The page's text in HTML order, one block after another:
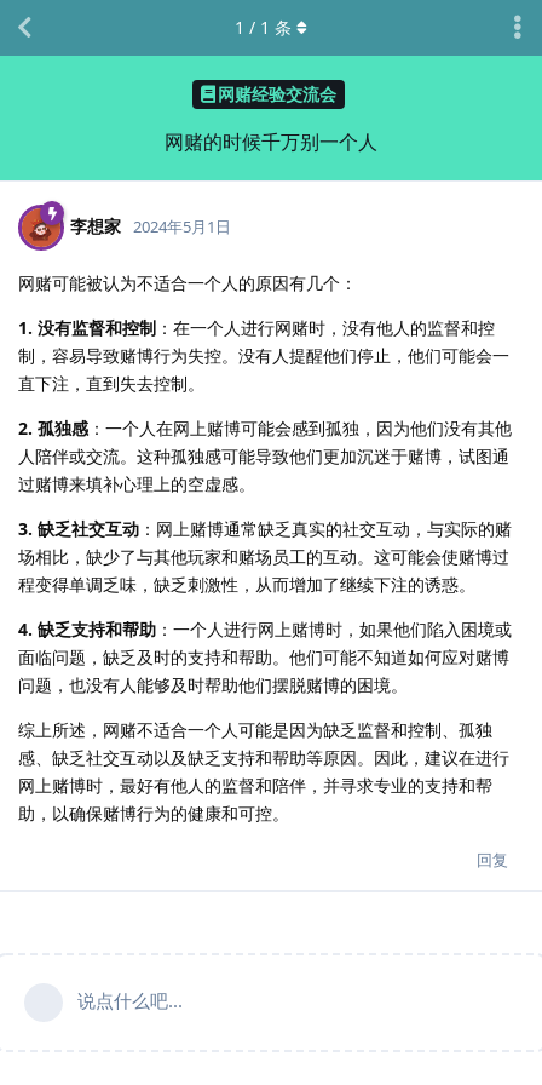
网赌经验交流会
网赌的时候千万别一个人
1 / 1 条
李想家 2024年5月1日
网赌可能被认为不适合一个人的原因有几个：
1. 没有监督和控制 ：在一个人进行网赌时，没有他人的监督和控
制，容易导致赌博行为失控。没有人提醒他们停止，他们可能会一
直下注，直到失去控制。
2. 孤独感 ：一个人在网上赌博可能会感到孤独，因为他们没有其他
人陪伴或交流。这种孤独感可能导致他们更加沉迷于赌博，试图通
过赌博来填补心理上的空虚感。
3. 缺乏社交互动 ：网上赌博通常缺乏真实的社交互动，与实际的赌
场相比，缺少了与其他玩家和赌场员工的互动。这可能会使赌博过
程变得单调乏味，缺乏刺激性，从而增加了继续下注的诱惑。
4. 缺乏支持和帮助 ：一个人进行网上赌博时，如果他们陷入困境或
面临问题，缺乏及时的支持和帮助。他们可能不知道如何应对赌博
问题，也没有人能够及时帮助他们摆脱赌博的困境。
综上所述，网赌不适合一个人可能是因为缺乏监督和控制、孤独
感、缺乏社交互动以及缺乏支持和帮助等原因。因此，建议在进行
网上赌博时，最好有他人的监督和陪伴，并寻求专业的支持和帮
助，以确保赌博行为的健康和可控。
回复
说点什么吧...